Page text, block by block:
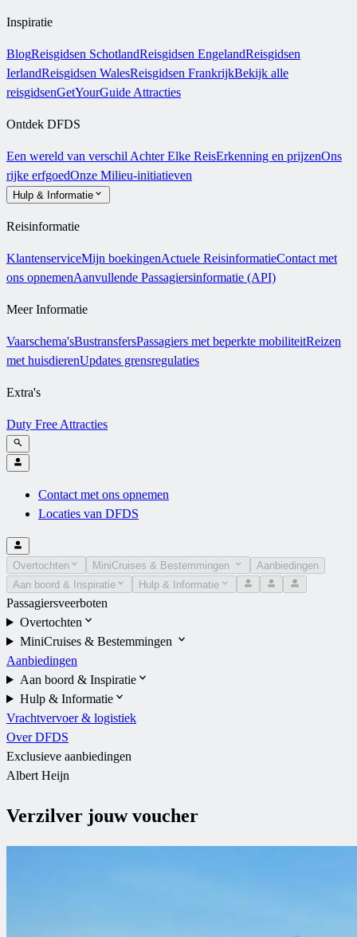
Inspiratie
BlogReisgidsen SchotlandReisgidsen EngelandReisgidsen
IerlandReisgidsen WalesReisgidsen FrankrijkBekijk alle
reisgidsenGetYourGuide Attracties
Ontdek DFDS
Een wereld van verschil Achter Elke ReisErkenning en prijzenOns
rijke erfgoedOnze Milieu-initiatieven
Hulp & Informatie
Reisinformatie
KlantenserviceMijn boekingenActuele ReisinformatieContact met
ons opnemenAanvullende Passagiersinformatie (API)
Meer Informatie
Vaarschema'sBustransfersPassagiers met beperkte mobiliteitReizen
met huisdierenUpdates grensregulaties
Extra's
Duty Free Attracties
Contact met ons opnemen
Locaties van DFDS
Overtochten MiniCruises & Bestemmingen
Aanbiedingen
Aan boord & Inspiratie
Hulp & Informatie
Passagiersveerboten
Overtochten
MiniCruises & Bestemmingen
Aanbiedingen
Aan boord & Inspiratie
Hulp & Informatie
Vrachtvervoer & logistiek
Over DFDS
Exclusieve aanbiedingen
Albert Heijn
Verzilver jouw voucher